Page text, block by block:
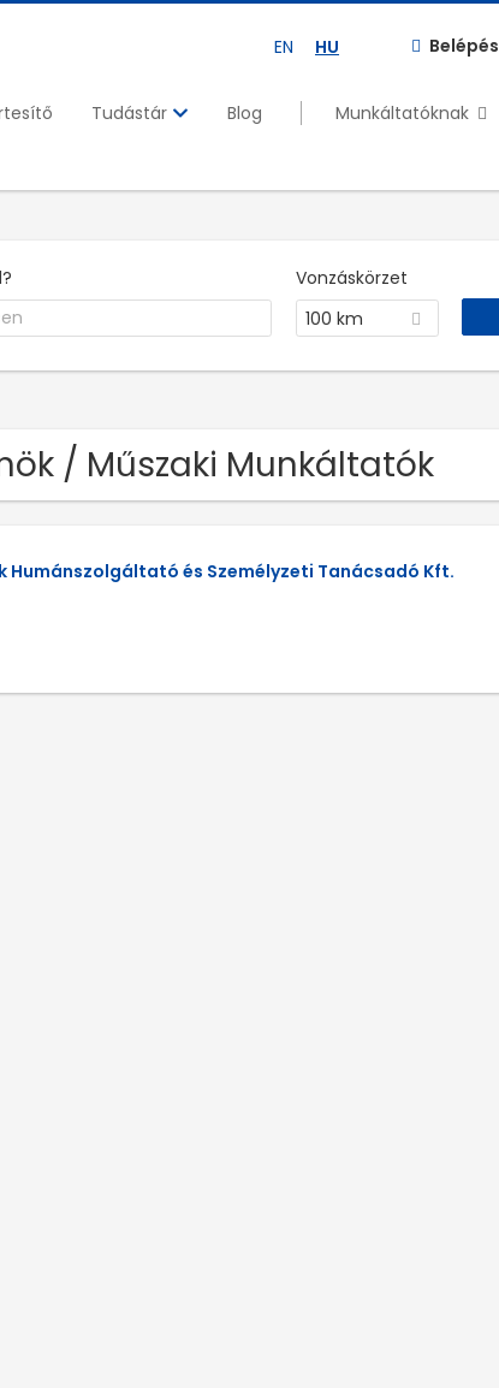
EN HU Belépés
Tudástár Blog
Munkáltatóknak
Vonzáskörzet
100 km
/ Műszaki Munkáltatók
Humánszolgáltató és Személyzeti Tanácsadó Kft.